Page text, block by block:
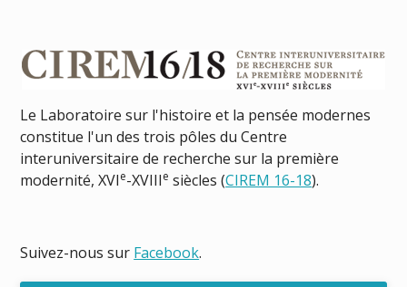
Le Laboratoire sur l'histoire et la pensée modernes
constitue l'un des trois pôles du Centre
interuniversitaire de recherche sur la première
modernité, XVIe-XVIIIe siècles (CIREM 16-18).
Suivez-nous sur Facebook.